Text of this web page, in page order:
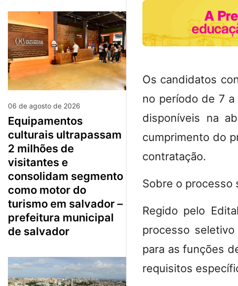
06 de agosto de 2026
equipamentos
culturais ultrapassam
2 milhões de
visitantes e
consolidam segmento
como motor do
turismo em salvador –
prefeitura municipal
de salvador
Os candidatos
no período de 7
disponíveis na
cumprimento do
contratação.
Sobre o processo
Regido pelo
processo
para as funções
requisitos